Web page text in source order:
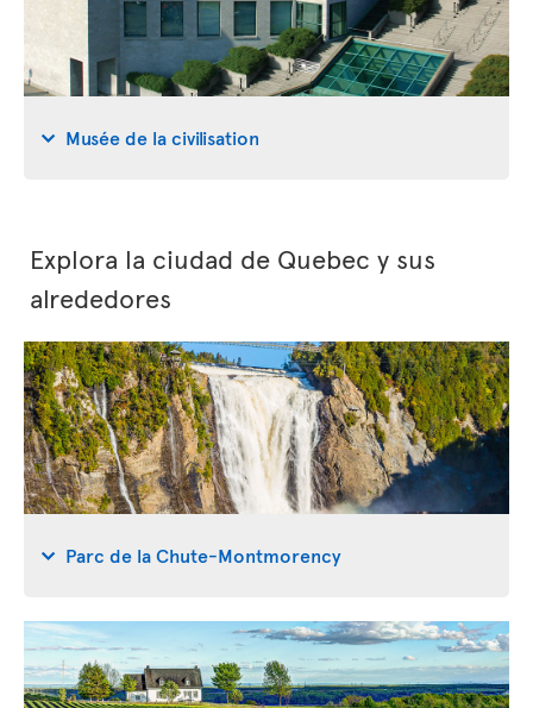
Musée de la civilisation
Explora la ciudad de Quebec y sus
alrededores
Parc de la Chute-Montmorency